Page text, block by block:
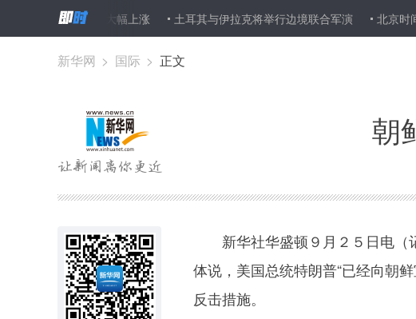
价２５日大幅上涨 土耳其与伊拉克将举行边境联合军演 北京时间２６日
新华网 > 国际 > 正文
朝
新华社华盛顿９月２５日电（
体说，美国总统特朗普“已经向朝
反击措施。